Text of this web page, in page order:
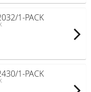
1-PACK
1-PACK